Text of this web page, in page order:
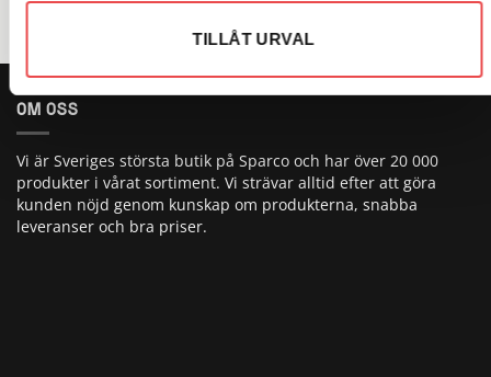
TILLÅT URVAL
OM OSS
Vi är Sveriges största butik på Sparco och har över 20 000
produkter i vårat sortiment. Vi strävar alltid efter att göra
kunden nöjd genom kunskap om produkterna, snabba
leveranser och bra priser.